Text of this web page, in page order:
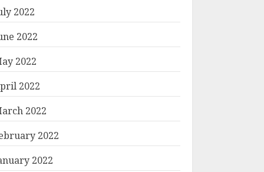
2022
2022
2022
2022
2022
2022
2022